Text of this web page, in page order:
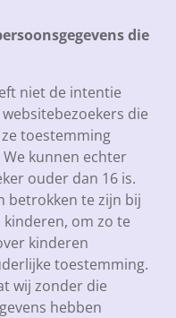
die
niet de intentie
die
toestemming
kunnen echter
ouder dan 16 is.
betrokken te zijn bij
om zo te
kinderen
toestemming.
wij zonder die
hebben